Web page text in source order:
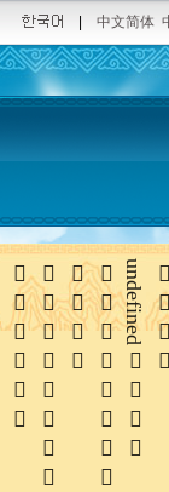
中文简体
undefined



